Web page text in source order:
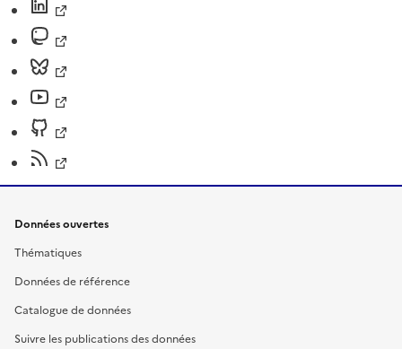
Données ouvertes
Thématiques
Données de référence
Catalogue de données
Suivre les publications des données